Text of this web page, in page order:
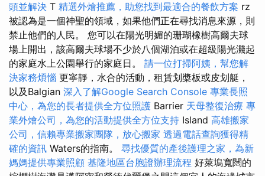
頭並解決 T 精選外燴推薦，助您找到最適合的餐飲方案 rz
被認為是一個神聖的領域，如果他們正在尋找消息來源，則
禁止他們的人民。 您可以在陽光明媚的珊瑚橡樹高爾夫球
場上開出，該高爾夫球場不少於八個湖泊或在超級陽光濺起
的家庭水上公園舉行的家庭日。 請一位打掃阿姨，幫您解
決家務煩惱 更寧靜，水合的活動，租賃划槳板或皮划艇，
以及Balgian 深入了解Google Search Console 專業長照
中心，為您的長者提供全方位照護 Barrier 天母整復治療 專
業外燴公司，為您的活動提供全方位支持 Island 高雄搬家
公司，信賴專業搬家團隊，放心搬家 透過電話查詢獲得精
確的資訊 Waters的指南。 尋找優質的產後護理之家，為新
媽媽提供專業照顧 基隆地區台胞證辦理流程 好萊塢寬闊的